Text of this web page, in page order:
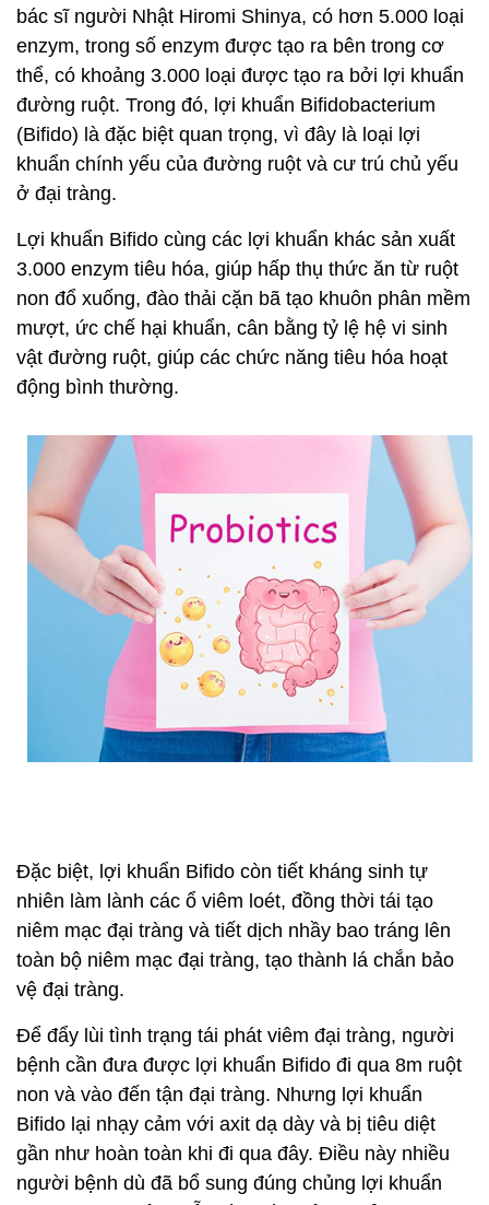
bác sĩ người Nhật Hiromi Shinya, có hơn 5.000 loại
enzym, trong số enzym được tạo ra bên trong cơ
thể, có khoảng 3.000 loại được tạo ra bởi lợi khuẩn
đường ruột. Trong đó, lợi khuẩn Bifidobacterium
(Bifido) là đặc biệt quan trọng, vì đây là loại lợi
khuẩn chính yếu của đường ruột và cư trú chủ yếu
ở đại tràng.
Lợi khuẩn Bifido cùng các lợi khuẩn khác sản xuất
3.000 enzym tiêu hóa, giúp hấp thụ thức ăn từ ruột
non đổ xuống, đào thải cặn bã tạo khuôn phân mềm
mượt, ức chế hại khuẩn, cân bằng tỷ lệ hệ vi sinh
vật đường ruột, giúp các chức năng tiêu hóa hoạt
động bình thường.
Đặc biệt, lợi khuẩn Bifido còn tiết kháng sinh tự
nhiên làm lành các ổ viêm loét, đồng thời tái tạo
niêm mạc đại tràng và tiết dịch nhầy bao tráng lên
toàn bộ niêm mạc đại tràng, tạo thành lá chắn bảo
vệ đại tràng.
Để đẩy lùi tình trạng tái phát viêm đại tràng, người
bệnh cần đưa được lợi khuẩn Bifido đi qua 8m ruột
non và vào đến tận đại tràng. Nhưng lợi khuẩn
Bifido lại nhạy cảm với axit dạ dày và bị tiêu diệt
gần như hoàn toàn khi đi qua đây. Điều này nhiều
người bệnh dù đã bổ sung đúng chủng lợi khuẩn